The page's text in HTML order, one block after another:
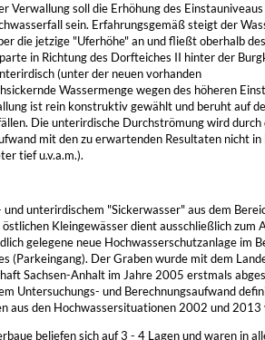
Verwallung soll die Erhöhung des
sein. Erfahrungsgemäß steigt der
die jetzige "Uferhöhe" an und fließt oberhalb
in Richtung des Dorfteiches II hinter der
(unter der neuen vorhanden
Wassermenge wegen des höheren
ist rein konstruktiv gewählt und beruht auf
Die unterirdische Durchströmung wird durch
mit den zu erwartenden Resultaten nicht in
tief u.v.a.m.).
unterirdischem "Sickerwasser" aus dem
Kleingewässer dient ausschließlich zum
gelegene neue Hochwasserschutzanlage im
(Parkeingang). Der Graben wurde mit dem
Sachsen-Anhalt im Jahre 2005 erstmals
Untersuchungs- und Berechnungsaufwand
aus den Hochwassersituationen 2002 und 2013
beliefen sich auf 3 - 4 Lagen und waren in